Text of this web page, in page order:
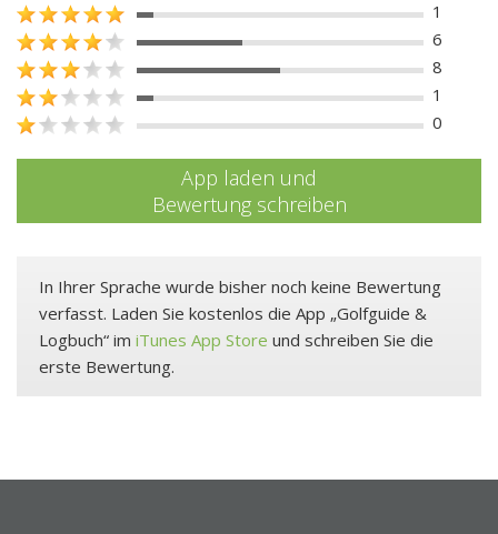
1
6
8
1
0
App laden und
Bewertung schreiben
In Ihrer Sprache wurde bisher noch keine Bewertung
verfasst. Laden Sie kostenlos die App „Golfguide &
Logbuch“ im iTunes App Store und schreiben Sie die
erste Bewertung.